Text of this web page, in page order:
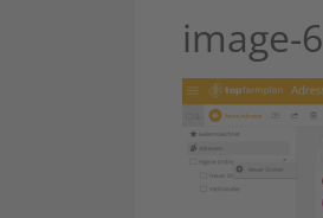
image-6